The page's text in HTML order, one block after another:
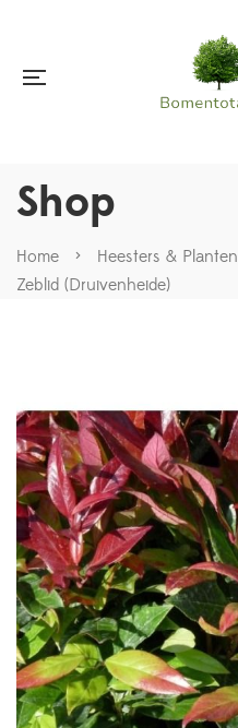
Shop
Home > Heesters & Planten
Zeblid (Druivenheide)